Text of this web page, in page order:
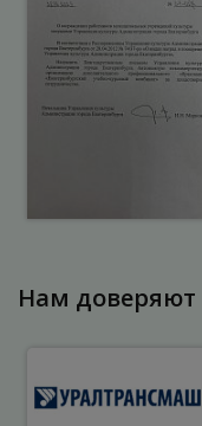
Нам доверяют